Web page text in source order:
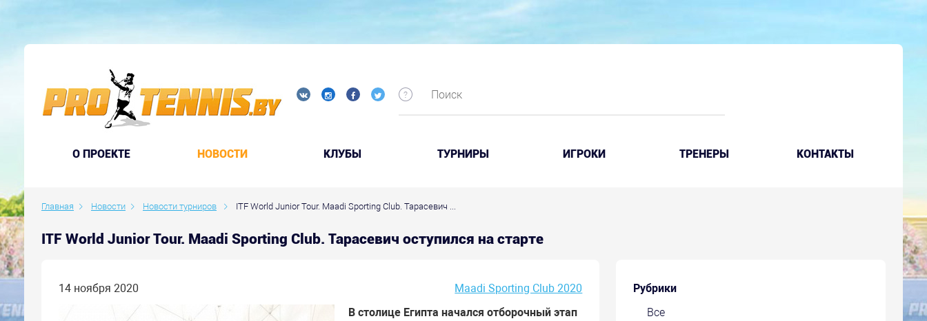
O ПРОЕКТЕ НОВОСТИ КЛУБЫ ТУРНИРЫ ИГРОКИ ТРЕНЕРЫ КОНТАКТЫ
Главная Новости Новости турниров ITF World Junior Tour. Maadi Sporting Club. Тарасевич ...
ITF World Junior Tour. Maadi Sporting Club. Тарасевич оступился на старте
Рубрики
Все
14 ноября 2020
Maadi Sporting Club 2020
В столице Египта начался отборочный этап